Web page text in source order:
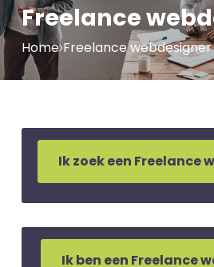
Freelance
Home Freelance webdesigner
Ik zoek een Freelance
Ik ben een Freelance